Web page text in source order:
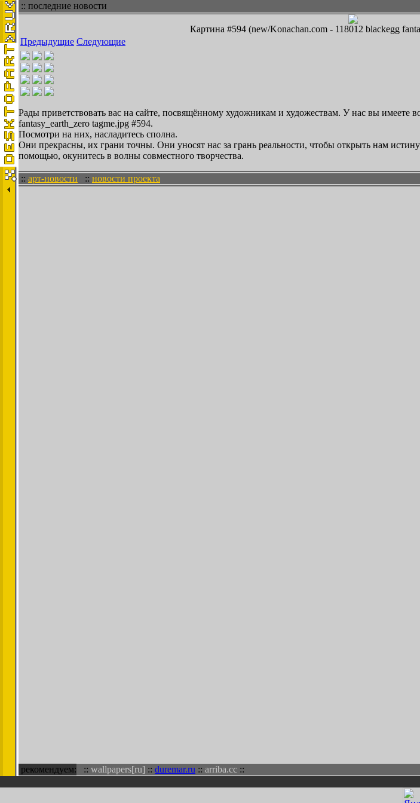
:: последние новости
Картина #594 (new/Konachan.com - 118012 blackegg
Предыдущие Следующие
Рады приветствовать вас на сайте, посвящённому художникам и художествам. У нас вы имеете
fantasy_earth_zero tagme.jpg #594.
Посмотри на них, насладитесь сполна.
Они прекрасны, их грани точны. Они уносят нас за грань реальности, чтобы открыть нам
помощью, окунитесь в волны совместного творчества.
:: арт-новости :: новости проекта
рекомендуем: :: wallpapers[ru] :: duremar.ru :: arriba.cc ::